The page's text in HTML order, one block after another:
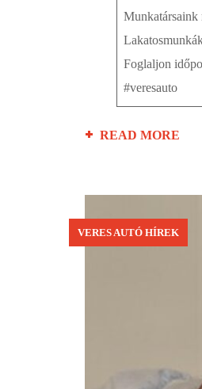
Munkatársaink
Foglaljon
#veresauto
READ MORE
VERES AUTÓ HÍREK